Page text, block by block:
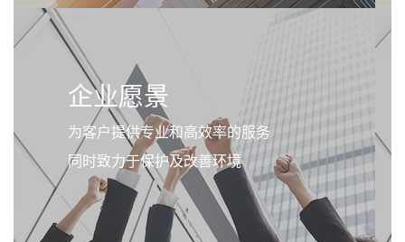
企业愿景
为客户提供专业和高效率的服务
同时致力于保护及改善环境